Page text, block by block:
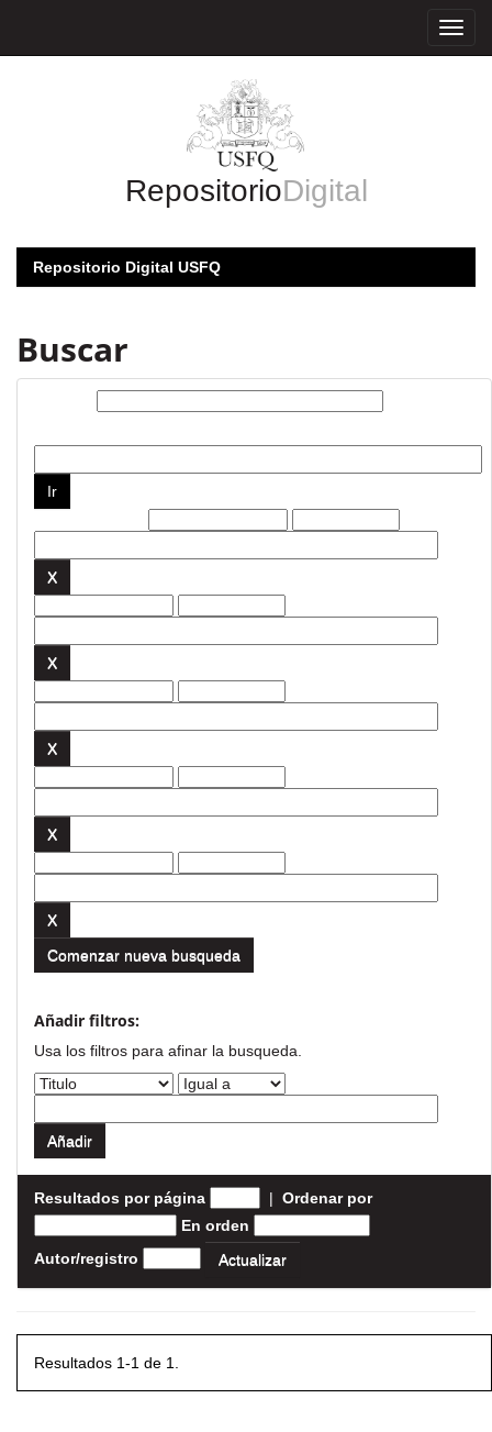
RepositorioDigital
Repositorio Digital USFQ
Buscar
Comenzar nueva busqueda
Añadir filtros:
Usa los filtros para afinar la busqueda.
Resultados por página | Ordenar por
En orden
Autor/registro
Resultados 1-1 de 1.